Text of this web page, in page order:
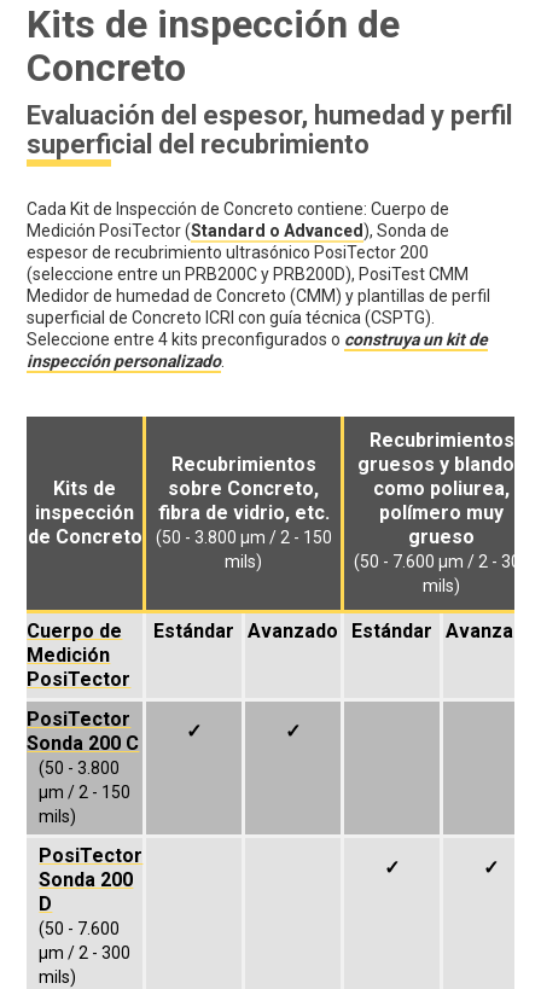
Kits de inspección de
Concreto
Evaluación del espesor, humedad y perfil
superficial del recubrimiento
Cada Kit de Inspección de Concreto contiene: Cuerpo de
Medición PosiTector (Standard o Advanced), Sonda de
espesor de recubrimiento ultrasónico PosiTector 200
(seleccione entre un PRB200C y PRB200D), PosiTest CMM
Medidor de humedad de Concreto (CMM) y plantillas de perfil
superficial de Concreto ICRI con guía técnica (CSPTG).
Seleccione entre 4 kits preconfigurados o construya un kit de
inspección personalizado.
Kits de
inspección
de Concreto
Recubrimientos
sobre Concreto,
fibra de vidrio, etc.
(50 - 3.800 μm / 2 - 150
mils)
Recubrimientos
gruesos y blandos
como poliurea,
polímero muy
grueso
(50 - 7.600 μm / 2 - 300
mils)
Cuerpo de
Medición
PosiTector
Estándar Avanzado Estándar Avanzado
(50 - 3.800
μm / 2 - 150
mils)
PosiTector
Sonda 200 C
✓ ✓
(50 - 7.600
μm / 2 - 300
mils)
PosiTector
Sonda 200
D
✓ ✓